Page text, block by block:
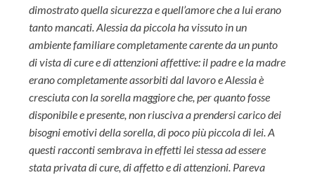
dimostrato quella sicurezza e quell’amore che a lui erano
tanto mancati. Alessia da piccola ha vissuto in un
ambiente familiare completamente carente da un punto
di vista di cure e di attenzioni affettive: il padre e la madre
erano completamente assorbiti dal lavoro e Alessia è
cresciuta con la sorella maggiore che, per quanto fosse
disponibile e presente, non riusciva a prendersi carico dei
bisogni emotivi della sorella, di poco più piccola di lei. A
questi racconti sembrava in effetti lei stessa ad essere
stata privata di cure, di affetto e di attenzioni. Pareva